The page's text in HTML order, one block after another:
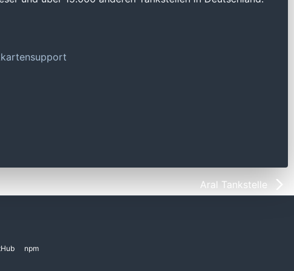
Aral Tankstelle
npm